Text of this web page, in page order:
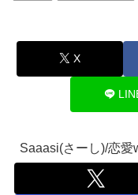
X
Saaasi(さーし)/恋